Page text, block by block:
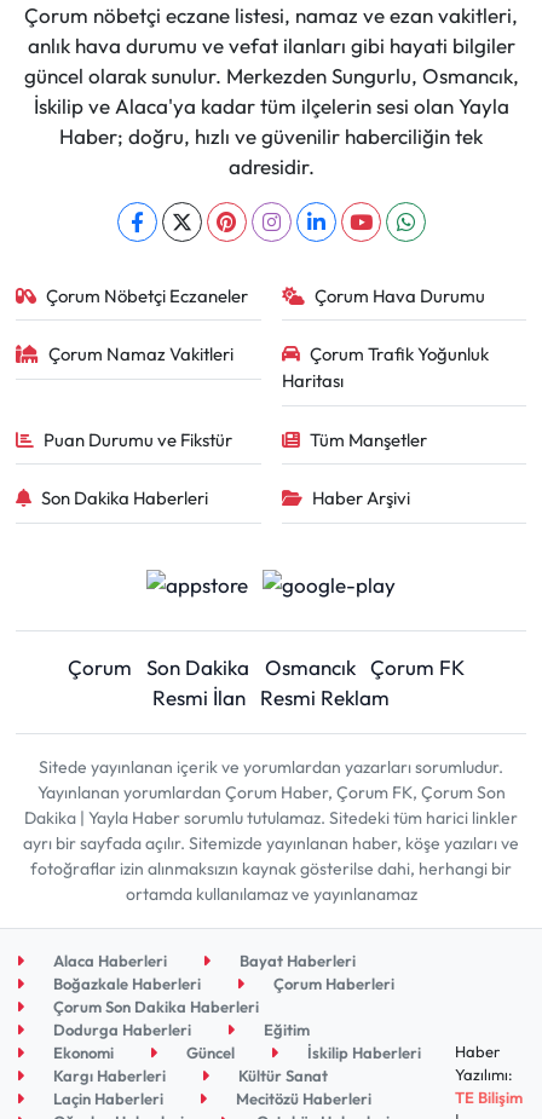
Çorum nöbetçi eczane listesi, namaz ve ezan vakitleri,
anlık hava durumu ve vefat ilanları gibi hayati bilgiler
güncel olarak sunulur. Merkezden Sungurlu, Osmancık,
İskilip ve Alaca'ya kadar tüm ilçelerin sesi olan Yayla
Haber; doğru, hızlı ve güvenilir haberciliğin tek
adresidir.
Çorum Nöbetçi Eczaneler Çorum Hava Durumu
Çorum Namaz Vakitleri
Çorum Trafik Yoğunluk
Haritası
Puan Durumu ve Fikstür Tüm Manşetler
Son Dakika Haberleri Haber Arşivi
Çorum Son Dakika Osmancık Çorum FK
Resmi İlan
Resmi Reklam
Sitede yayınlanan içerik ve yorumlardan yazarları sorumludur.
Yayınlanan yorumlardan Çorum Haber, Çorum FK, Çorum Son
Dakika | Yayla Haber sorumlu tutulamaz. Sitedeki tüm harici linkler
ayrı bir sayfada açılır. Sitemizde yayınlanan haber, köşe yazıları ve
fotoğraflar izin alınmaksızın kaynak gösterilse dahi, herhangi bir
ortamda kullanılamaz ve yayınlanamaz
Alaca Haberleri
Bayat Haberleri
Boğazkale Haberleri
Çorum Haberleri
Çorum Son Dakika Haberleri
Dodurga Haberleri
Eğitim
Ekonomi
Güncel
İskilip Haberleri
Kargı Haberleri
Kültür Sanat
Laçin Haberleri
Mecitözü Haberleri
Haber
Yazılımı:
TE Bilişim